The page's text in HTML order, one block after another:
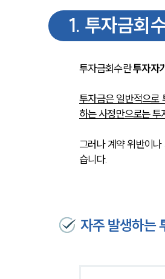
1. 투자금회
투자금회수란 투자자
투자금은 일반적으로
하는 사정만으로는 투
그러나 계약 위반이
습니다.
자주 발생하는